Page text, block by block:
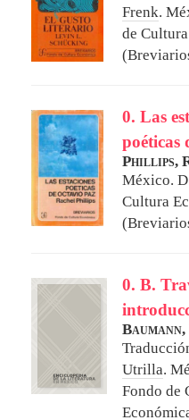
Frenk.
de
0. Las
poéticas
Phillips,
México.
Cultura
0. B.
Utrilla.
Fondo de